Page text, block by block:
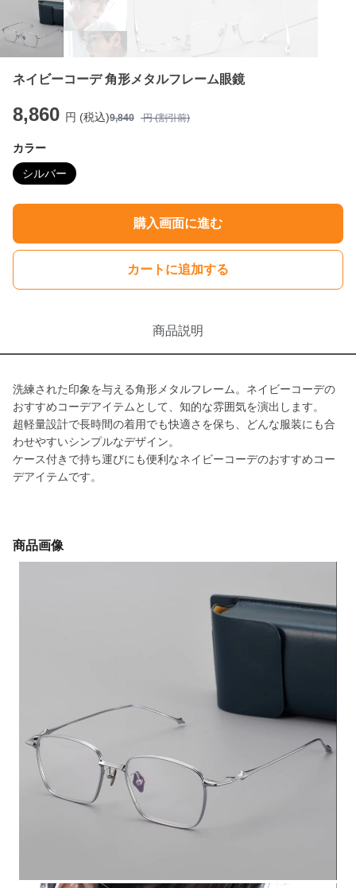
ネイビーコーデ 角形メタルフレーム眼鏡
8,860 円 (税込)9,840 円 (割引前)
カラー
シルバー
購入画面に進む
カートに追加する
商品説明
洗練された印象を与える角形メタルフレーム。ネイビーコーデの
おすすめコーデアイテムとして、知的な雰囲気を演出します。
超軽量設計で長時間の着用でも快適さを保ち、どんな服装にも合
わせやすいシンプルなデザイン。
ケース付きで持ち運びにも便利なネイビーコーデのおすすめコー
デアイテムです。
商品画像